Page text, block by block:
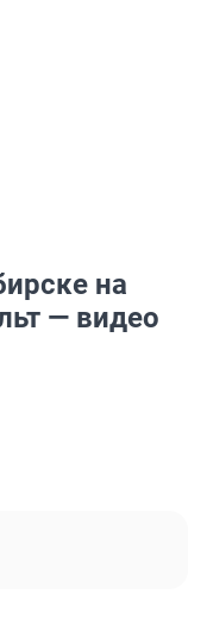
на
— видео